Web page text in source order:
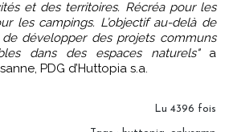
et des territoires. Récréa pour les
les campings. L’objectif au-delà de
développer des projets communs
dans des espaces naturels"a
PDG d’Huttopia s.a.
Lu 4396 fois